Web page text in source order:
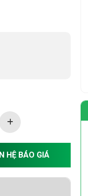
HỆ BÁO GIÁ